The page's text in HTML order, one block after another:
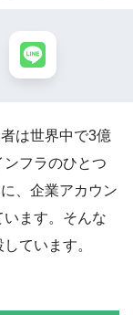
は世界中で3億
フラのひとつ
、企業アカウン
います。そんな
ています。